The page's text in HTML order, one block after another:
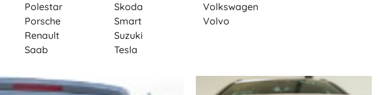
Polestar
Porsche
Renault
Saab
Skoda
Smart
Suzuki
Tesla
Volkswagen
Volvo